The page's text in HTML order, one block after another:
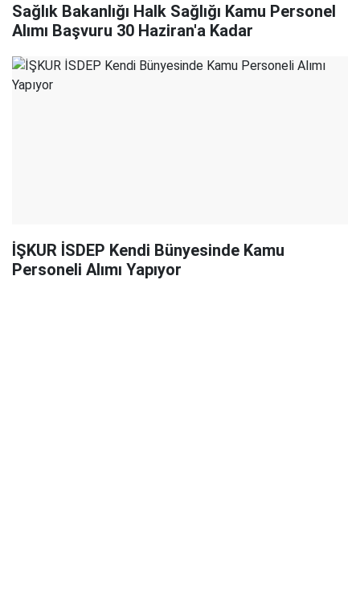
Sağlık Bakanlığı Halk Sağlığı Kamu Personel
Alımı Başvuru 30 Haziran'a Kadar
İŞKUR İSDEP Kendi Bünyesinde Kamu
Personeli Alımı Yapıyor